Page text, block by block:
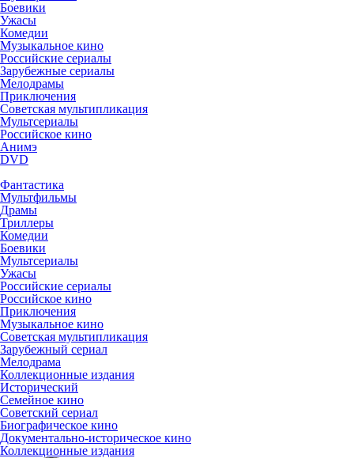
Боевики
Ужасы
Комедии
Музыкальное кино
Российские сериалы
Зарубежные сериалы
Мелодрамы
Приключения
Советская мультипликация
Мультсериалы
Российское кино
Анимэ
DVD
Фантастика
Мультфильмы
Драмы
Триллеры
Комедии
Боевики
Мультсериалы
Ужасы
Российские сериалы
Российское кино
Приключения
Музыкальное кино
Советская мультипликация
Зарубежный сериал
Мелодрама
Коллекционные издания
Исторический
Семейное кино
Советский сериал
Биографическое кино
Документально-историческое кино
Коллекционные издания